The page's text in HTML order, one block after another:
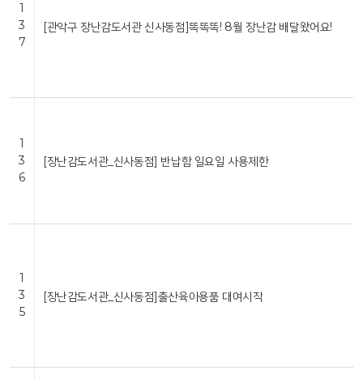
1
3
7
[관악구 장난감도서관 신사동점]똑똑똑! 8월 장난감 배달왔어요!
1
3
6
[장난감도서관_신사동점] 반납함 일요일 사용제한
1
3
5
[장난감도서관_신사동점]출산육아용품 대여시작